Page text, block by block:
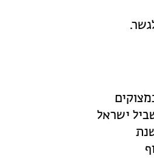
ישראל